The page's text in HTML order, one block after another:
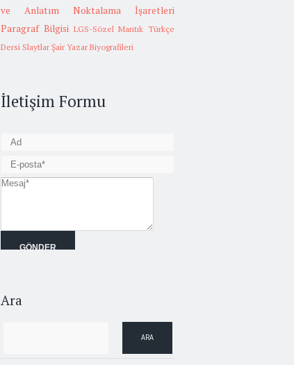
ve Anlatım
Noktalama İşaretleri
Paragraf Bilgisi LGS-Sözel Mantık Türkçe
Dersi Slaytlar Şair Yazar Biyografileri
İletişim Formu
Ara